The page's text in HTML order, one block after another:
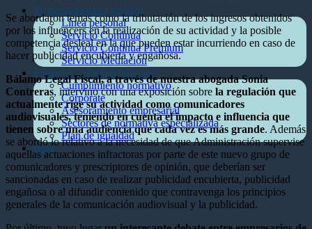
Tu departamento jurídico
Línea personal
Servicio Continua
Servicio Continua Premium
Servicio Mediación
Empresa y emprendimiento
Cumplimiento normativo
Corporate
Asesoramiento empresarial
Sectores de normativa especializada
Plan de igualdad
Blog
Se abordaron temas como la tributación de los ingresos obtenidos
por los influencers en la realización de su actividad y la posible
competencia desleal en la que pueden estar incurriendo en caso de
hacer publicidad encubierta y engañosa.
Bálamo Legal Fiscal, a través de nuestra abogada Sonia
Contreras, intervino con una exposición sobre la regulación que
actualmente rige su actividad como comunicadores
audiovisuales, teniendo en cuenta el impacto e influencia que
tienen sobre una audiencia que cada vez es más grande. Además
se abordó lo relativo a la necesidad de que Administración supervise
aquellas actuaciones infractoras por parte de este nuevo grupo de
comunicadores y prescriptores de opinión, que deberían ser
sancionadas en caso de realizar publicidad encubierta, publicidad
engañosa o al difundir contenido que contravenga los principios
generales de la comunicación audiovisual y la publicidad.